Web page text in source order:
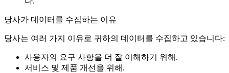
당사가 데이터를 수집하는 이유
당사는 여러 가지 이유로 귀하의 데이터를 수집하고 있습니다:
사용자의 요구 사항을 더 잘 이해하기 위해.
서비스 및 제품 개선을 위해.